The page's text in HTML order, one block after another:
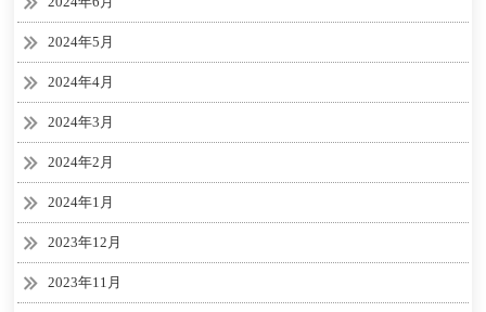
2024年5月
2024年4月
2024年3月
2024年2月
2024年1月
2023年12月
2023年11月